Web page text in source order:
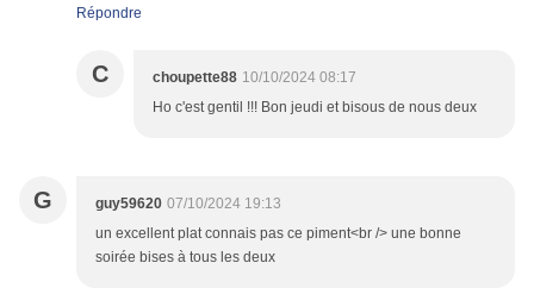
Répondre
C choupette88 10/10/2024 08:17
Ho c'est gentil !!! Bon jeudi et bisous de nous deux
G guy59620 07/10/2024 19:13
un excellent plat connais pas ce piment<br /> une bonne
soirée bises à tous les deux